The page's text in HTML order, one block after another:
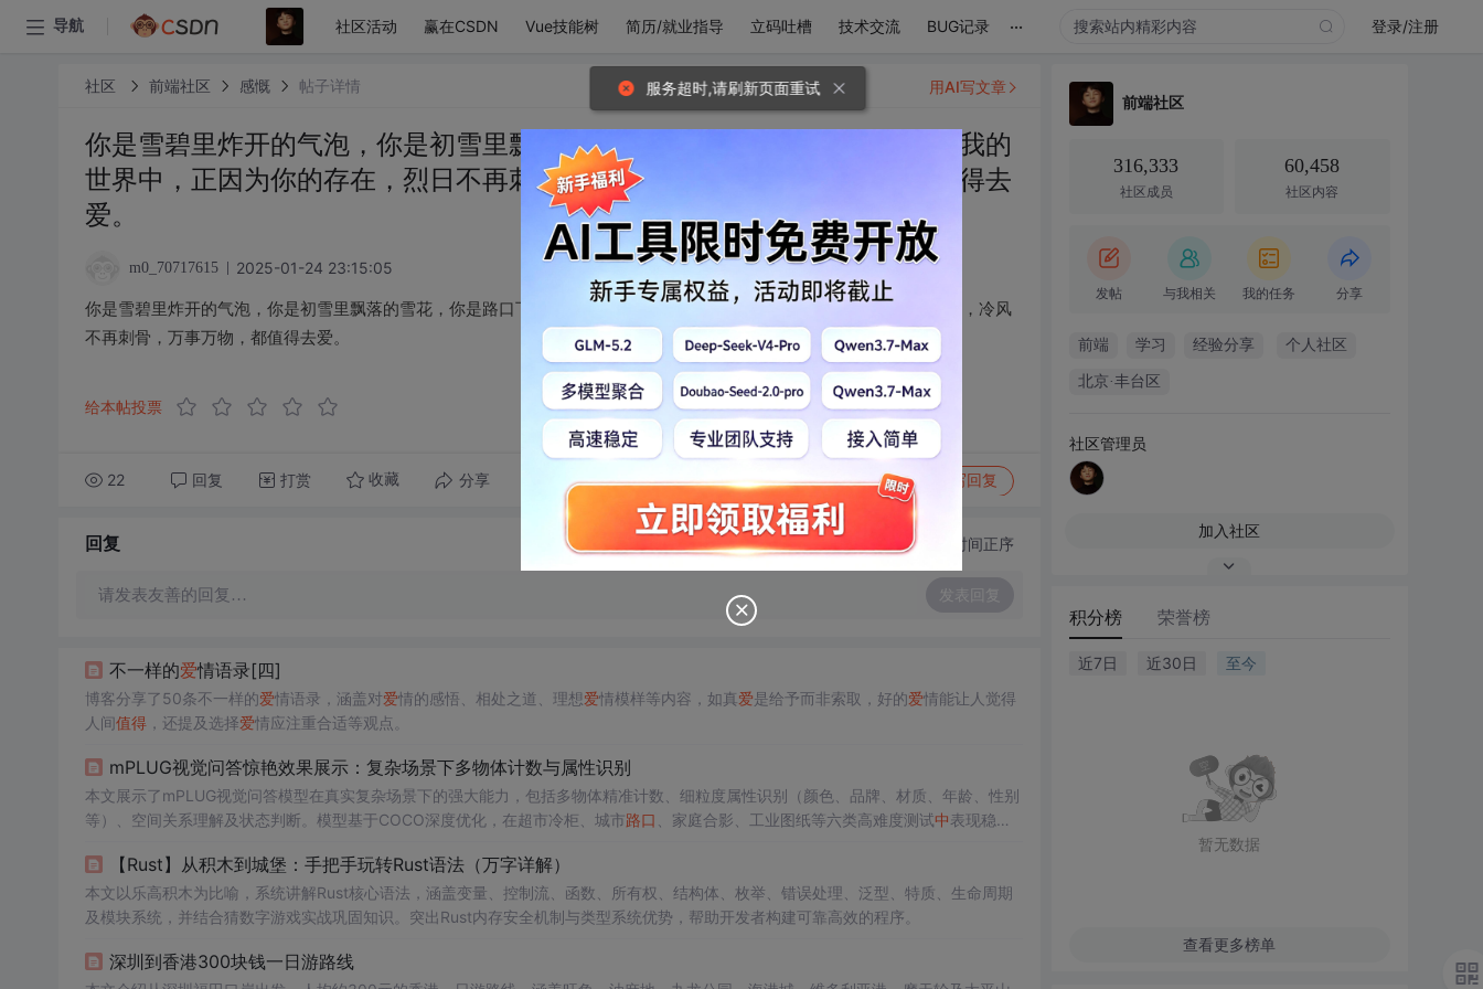
导航 社区活动 赢在CSDN Vue技能树 简历/就业指导 立码吐槽 技术交流 BUG记录 ... 登录/注册
社区 前端社区 感慨 帖子详情
你是雪碧里炸开的气泡，你是初雪里飘落的雪花，你是路口下斜斜的夕阳，我的
世界中，正因为你的存在，烈日不再刺目，冷风不再刺骨，万事万物，都值得去
爱。
m0_70717615 2025-01-24 23:15:05
你是雪碧里炸开的气泡，你是初雪里飘落的雪花，你是路口下斜斜的夕阳，我的世界中，正因为你的存在，烈日不再刺目，冷风
不再刺骨，万事万物，都值得去爱。
给本帖投票
22 回复 打赏 收藏 分享 转发到动态 举报 写回复
用AI写文章
回复 切换为时间正序
请发表友善的回复… 发表回复
不一样的爱情语录[四]
博客分享了50条不一样的爱情语录，涵盖对爱情的感悟、相处之道、理想爱情模样等内容，如真爱是给予而非索取，好的爱情能让人觉得
人间值得，还提及选择爱情应注重合适等观点。
mPLUG视觉问答惊艳效果展示：复杂场景下多物体计数与属性识别
本文展示了mPLUG视觉问答模型在真实复杂场景下的强大能力，包括多物体精准计数、细粒度属性识别（颜色、品牌、材质、年龄、性别
等）、空间关系理解及状态判断。模型基于COCO深度优化，在超市冷柜、城市路口 、家庭合影、工业图纸等六类高难度测试中表现稳
像理解的垂直场景。
【Rust】从积木到城堡：手把手玩转Rust语法（万字详解）
本文以乐高积木为比喻，系统讲解Rust核心语法，涵盖变量、控制流、函数、所有权、结构体、枚举、错误处理、泛型、特质、生命周期
及模块系统，并结合猜数字游戏实战巩固知识。突出Rust内存安全机制与类型系统优势，帮助开发者构建可靠高效的程序。
深圳到香港300块钱一日游路线
前端社区
316,333
社区成员
60,458
社区内容
发帖 与我相关 我的任务 分享
前端 学习 经验分享 个人社区
北京·丰台区
社区管理员
加入社区
积分榜 荣誉榜
近7日 近30日 至今
暂无数据
查看更多榜单
服务超时,请刷新页面重试